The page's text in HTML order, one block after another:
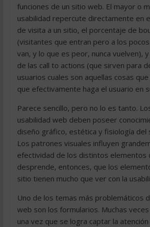
funciones de un sitio web. El mayor o
usabilidad repercute directamente en
de visita a un sitio, el porcentaje de
(visitantes que entran pero a los
van, y lo que es peor, nunca vuelven),
de las call to actions (que sirven para
usuarios cuales son aquellas cosas
que efectivamente haga el usuario en
Parece sencillo, pero no lo es tanto.
usabilidad web deben poseer
diseño gráfico, estética y fisiología del
Los patrones visuales influyen
efectividad de los distintos elementos
desprende, entonces, que los
sitio tienen mucho que ver con la
Uno de los temas más problemáticos
web son los formularios. Muchas
una vez que se logra captar la